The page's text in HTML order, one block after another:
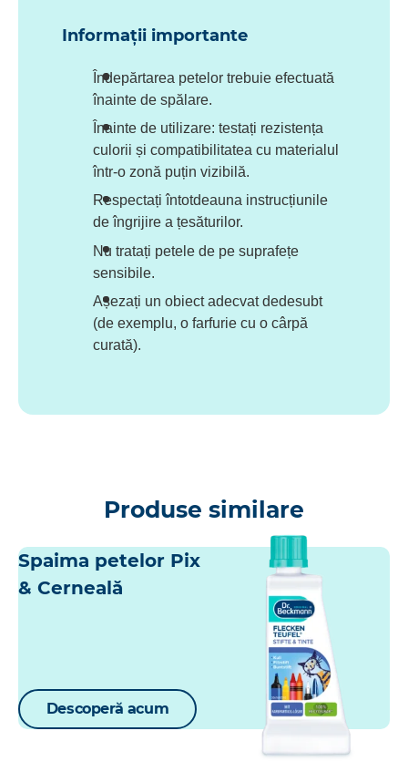
Informații importante
Îndepărtarea petelor trebuie efectuată
înainte de spălare.
Înainte de utilizare: testați rezistența
culorii și compatibilitatea cu materialul
într-o zonă puțin vizibilă.
Respectați întotdeauna instrucțiunile
de îngrijire a țesăturilor.
Nu tratați petele de pe suprafețe
sensibile.
Așezați un obiect adecvat dedesubt
(de exemplu, o farfurie cu o cârpă
curată).
Produse similare
Spaima petelor Pix
& Cerneală
Descoperă acum